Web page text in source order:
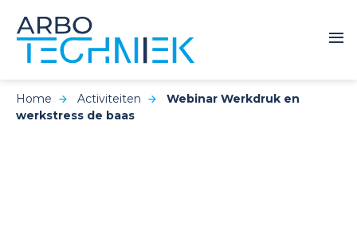
Home Activiteiten
Webinar Werkdruk en
werkstress de baas